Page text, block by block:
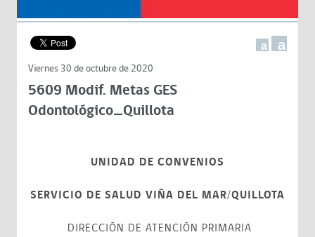
a a
Viernes 30 de octubre de 2020
5609 Modif. Metas GES
Odontológico_Quillota
UNIDAD DE CONVENIOS
SERVICIO DE SALUD VIÑA DEL MAR/QUILLOTA
DIRECCIÓN DE ATENCIÓN PRIMARIA